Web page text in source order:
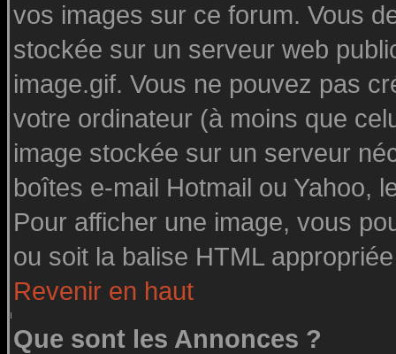
vos images sur ce forum. Vous
stockée sur un serveur web
image.gif. Vous ne pouvez pas
votre ordinateur (à moins que
image stockée sur un serveur
boîtes e-mail Hotmail ou Yahoo,
Pour afficher une image, vous
ou soit la balise HTML
Revenir en haut
Que sont les Annonces ?